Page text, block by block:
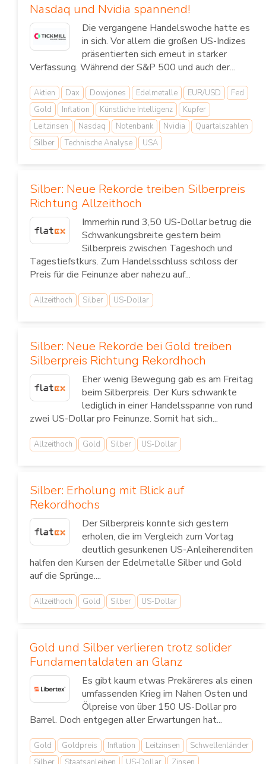
Nasdaq und Nvidia spannend!
Die vergangene Handelswoche hatte es
in sich. Vor allem die großen US-Indizes
präsentierten sich erneut in starker
Verfassung. Während der S&P 500 und auch der...
Aktien Dax Dowjones Edelmetalle EUR/USD
Fed
Gold
Inflation Künstliche Intelligenz
Kupfer
Leitzinsen
Nasdaq Notenbank Nvidia
Quartalszahlen
Silber
Technische Analyse USA
Silber: Neue Rekorde treiben Silberpreis
Richtung Allzeithoch
Immerhin rund 3,50 US-Dollar betrug die
Schwankungsbreite gestern beim
Silberpreis zwischen Tageshoch und
Tagestiefstkurs. Zum Handelsschluss schloss der
Preis für die Feinunze aber nahezu auf...
Allzeithoch Silber US-Dollar
Silber: Neue Rekorde bei Gold treiben
Silberpreis Richtung Rekordhoch
Eher wenig Bewegung gab es am Freitag
beim Silberpreis. Der Kurs schwankte
lediglich in einer Handelsspanne von rund
zwei US-Dollar pro Feinunze. Somit hat sich...
Allzeithoch Gold Silber US-Dollar
Silber: Erholung mit Blick auf
Rekordhochs
Der Silberpreis konnte sich gestern
erholen, die im Vergleich zum Vortag
deutlich gesunkenen US-Anleiherenditen
halfen den Kursen der Edelmetalle Silber und Gold
auf die Sprünge....
Allzeithoch Gold Silber US-Dollar
Gold und Silber verlieren trotz solider
Fundamentaldaten an Glanz
Es gibt kaum etwas Prekäreres als einen
umfassenden Krieg im Nahen Osten und
Ölpreise von über 150 US-Dollar pro
Barrel. Doch entgegen aller Erwartungen hat...
Gold Goldpreis Inflation Leitzinsen
Schwellenländer